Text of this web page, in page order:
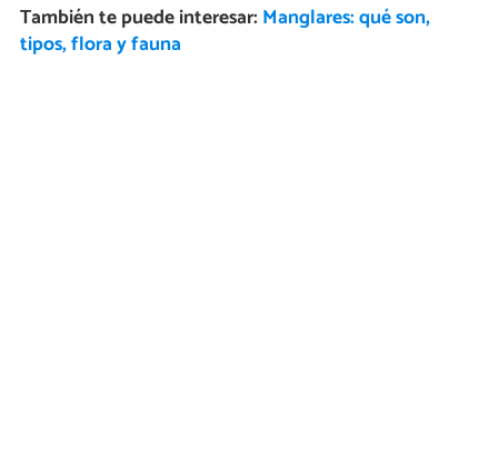
También te puede interesar: Manglares: qué son,
tipos, flora y fauna